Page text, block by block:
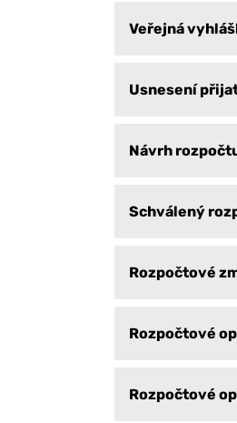
Veřejná
Usnesení
Návrh
Schválený
Rozpočtové
Rozpočtové
Rozpočtové